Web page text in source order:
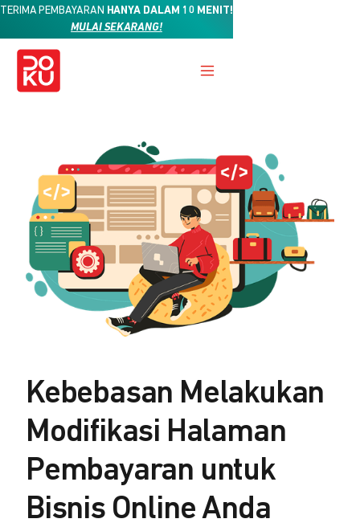
TERIMA PEMBAYARAN HANYA DALAM 10 MENIT!
MULAI SEKARANG!
Kebebasan Melakukan
Modifikasi Halaman
Pembayaran untuk
Bisnis Online Anda